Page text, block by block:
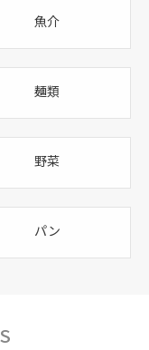
魚介
麺類
野菜
パン